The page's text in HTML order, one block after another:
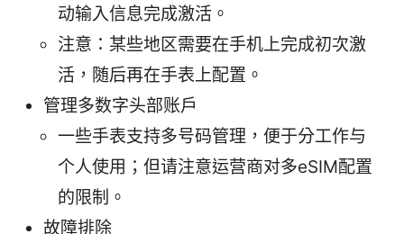
动输入信息完成激活。
注意：某些地区需要在手机上完成初次激
活，随后再在手表上配置。
管理多数字头部账户
一些手表支持多号码管理，便于分工作与
个人使用；但请注意运营商对多eSIM配置
的限制。
故障排除